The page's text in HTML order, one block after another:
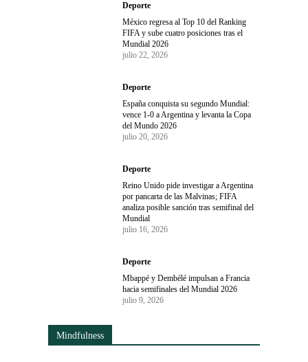
Deporte
México regresa al Top 10 del Ranking
FIFA y sube cuatro posiciones tras el
Mundial 2026
julio 22, 2026
Deporte
España conquista su segundo Mundial:
vence 1-0 a Argentina y levanta la Copa
del Mundo 2026
julio 20, 2026
Deporte
Reino Unido pide investigar a Argentina
por pancarta de las Malvinas; FIFA
analiza posible sanción tras semifinal del
Mundial
julio 16, 2026
Deporte
Mbappé y Dembélé impulsan a Francia
hacia semifinales del Mundial 2026
julio 9, 2026
Mindfulness